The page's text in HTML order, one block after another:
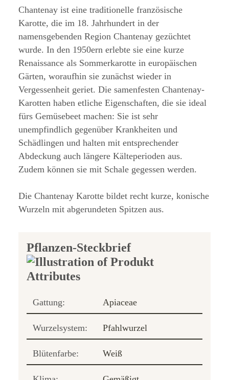
Chantenay ist eine traditionelle französische
Karotte, die im 18. Jahrhundert in der
namensgebenden Region Chantenay gezüchtet
wurde. In den 1950ern erlebte sie eine kurze
Renaissance als Sommerkarotte in europäischen
Gärten, woraufhin sie zunächst wieder in
Vergessenheit geriet. Die samenfesten Chantenay-
Karotten haben etliche Eigenschaften, die sie ideal
fürs Gemüsebeet machen: Sie ist sehr
unempfindlich gegenüber Krankheiten und
Schädlingen und halten mit entsprechender
Abdeckung auch längere Kälteperioden aus.
Zudem können sie mit Schale gegessen werden.
Die Chantenay Karotte bildet recht kurze, konische
Wurzeln mit abgerundeten Spitzen aus.
Pflanzen-Steckbrief
Gattung: Apiaceae
Wurzelsystem: Pfahlwurzel
Blütenfarbe: Weiß